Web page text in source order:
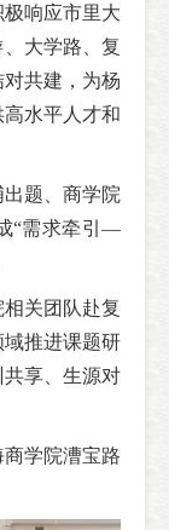
响应市里大
大学路、复
共建，为杨
水平人才和
题、商学院
“需求牵引—
关团队赴复
推进课题研
享、生源对
学院漕宝路